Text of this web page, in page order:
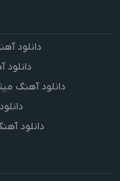
دانلود
دانلود آهنگ
دانلود